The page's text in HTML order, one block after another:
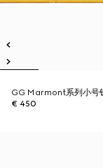
GG Marmont系列小号
€ 450